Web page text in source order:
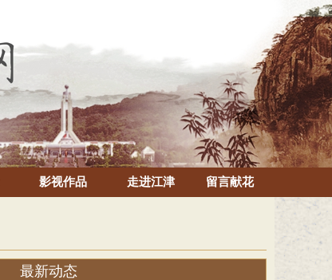
影视作品 走进江津 留言献花
最新动态